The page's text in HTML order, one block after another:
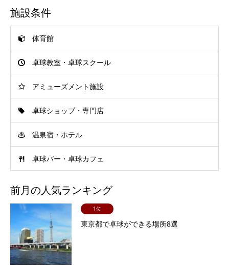
施設条件
体育館
卓球教室・卓球スクール
アミューズメント施設
卓球ショップ・専門店
温泉宿・ホテル
卓球バー・卓球カフェ
前月の人気ランキング
1位
東京都で卓球ができる場所8選